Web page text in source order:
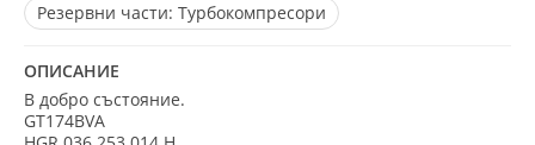
Резервни части: Турбокомпресори
ОПИСАНИЕ
В добро състояние.
GT174BVA